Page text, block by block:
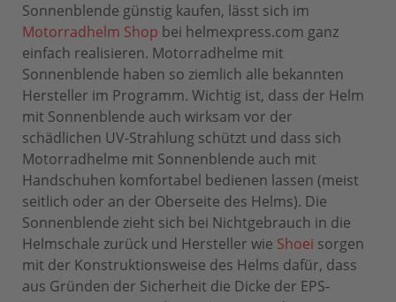
Sonnenblende günstig kaufen, lässt sich im
Motorradhelm Shop bei helmexpress.com ganz
einfach realisieren. Motorradhelme mit
Sonnenblende haben so ziemlich alle bekannten
Hersteller im Programm. Wichtig ist, dass der Helm
mit Sonnenblende auch wirksam vor der
schädlichen UV-Strahlung schützt und dass sich
Motorradhelme mit Sonnenblende auch mit
Handschuhen komfortabel bedienen lassen (meist
seitlich oder an der Oberseite des Helms). Die
Sonnenblende zieht sich bei Nichtgebrauch in die
Helmschale zurück und Hersteller wie Shoei sorgen
mit der Konstruktionsweise des Helms dafür, dass
aus Gründen der Sicherheit die Dicke der EPS-